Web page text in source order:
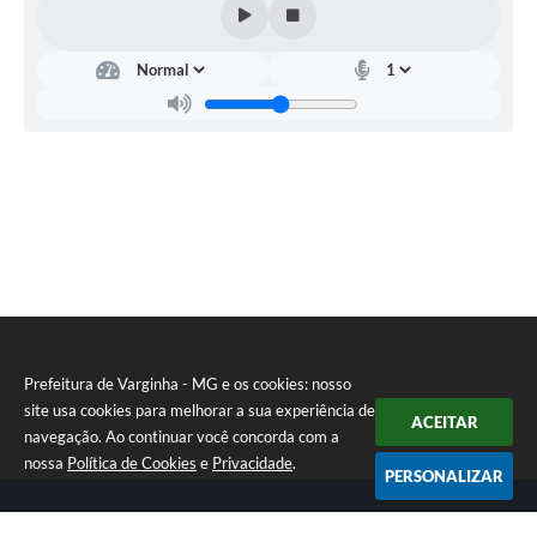
Prefeitura de Varginha - MG e os cookies: nosso
site usa cookies para melhorar a sua experiência de
navegação. Ao continuar você concorda com a
nossa Política de Cookies e Privacidade.
ACEITAR
PERSONALIZAR
Municipal